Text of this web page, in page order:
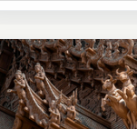
и спокойно